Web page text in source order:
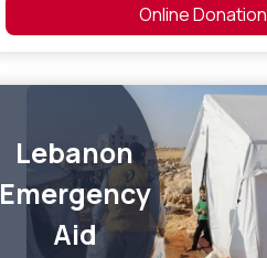
Online Donation
Lebanon
Emergency
Aid